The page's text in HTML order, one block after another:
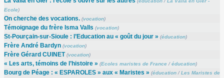
Ecole)
On cherche des vocations. (vocation)
Témoignage du frère Isma Valls (vocation)
St-Pourçain-sur-Sioule : l’Education au « goût du jour » (éducation)
Frère André Bardyn (vocation)
Frère Gérard CUINET (vocation)
« Les arts, témoins de l’histoire » (Ecoles maristes de France/éducation)
Bourg de Péage : « ESPAROLES » aux « Maristes » (éducation/Les Maristes de